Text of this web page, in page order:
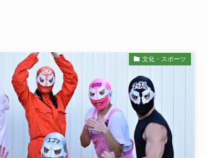
文化・スポーツ